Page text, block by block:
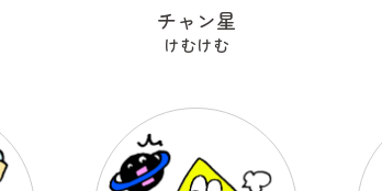
チャン星
けむけむ